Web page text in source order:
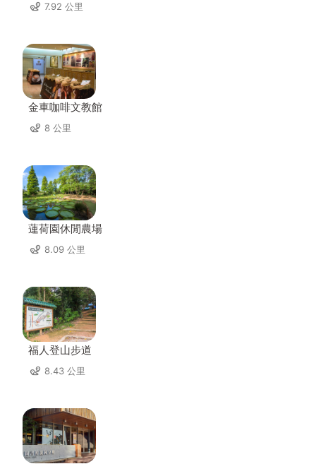
7.92 公里
金車咖啡文教館
8 公里
蓮荷園休閒農場
8.09 公里
福人登山步道
8.43 公里